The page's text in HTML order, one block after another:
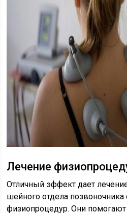
Лечение
Отличный эффект дает
шейного отдела
физиопроцедур. Они помогают